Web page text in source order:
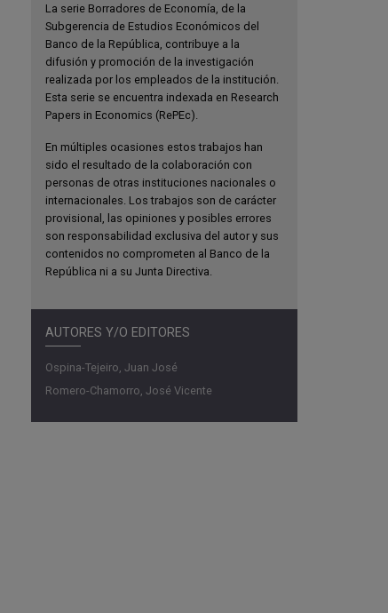
La serie Borradores de Economía, de la
Subgerencia de Estudios Económicos del
Banco de la República, contribuye a la
difusión y promoción de la investigación
realizada por los empleados de la institución.
Esta serie se encuentra indexada en Research
Papers in Economics (RePEc).
En múltiples ocasiones estos trabajos han
sido el resultado de la colaboración con
personas de otras instituciones nacionales o
internacionales. Los trabajos son de carácter
provisional, las opiniones y posibles errores
son responsabilidad exclusiva del autor y sus
contenidos no comprometen al Banco de la
República ni a su Junta Directiva.
AUTORES Y/O EDITORES
Ospina-Tejeiro, Juan José
Romero-Chamorro, José Vicente